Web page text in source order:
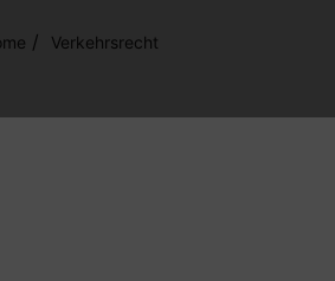
Verkehrsrecht